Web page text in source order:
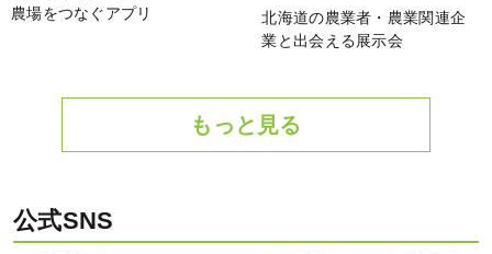
農場をつなぐアプリ
北海道の農業者・農業関連企
業と出会える展示会
もっと見る
公式SNS